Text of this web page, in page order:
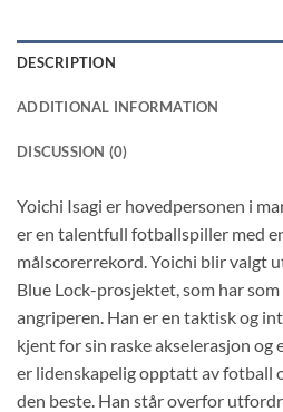
DESCRIPTION
ADDITIONAL INFORMATION
DISCUSSION (0)
Yoichi Isagi er hovedpersonen i
er en talentfull fotballspiller med
målscorerrekord. Yoichi blir valgt
Blue Lock-prosjektet, som har
angriperen. Han er en taktisk og
kjent for sin raske akselerasjon og
er lidenskapelig opptatt av fotball
den beste. Han står overfor